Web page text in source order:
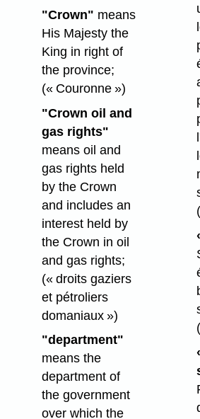
"Crown" means
His Majesty the
King in right of
the province;
(« Couronne »)
"Crown oil and
gas rights"
means oil and
gas rights held
by the Crown
and includes an
interest held by
the Crown in oil
and gas rights;
(« droits gaziers
et pétroliers
domaniaux »)
"department"
means the
department of
the government
over which the